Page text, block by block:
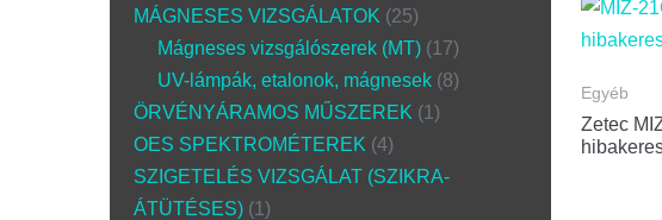
MÁGNESES VIZSGÁLATOK
25
Mágneses vizsgálószerek (MT) 17
UV-lámpák, etalonok, mágnesek 8
ÖRVÉNYÁRAMOS MŰSZEREK
1
OES SPEKTROMÉTEREK 4
SZIGETELÉS VIZSGÁLAT (SZIKRA-
ÁTÜTÉSES) 1
Egyéb
Zetec